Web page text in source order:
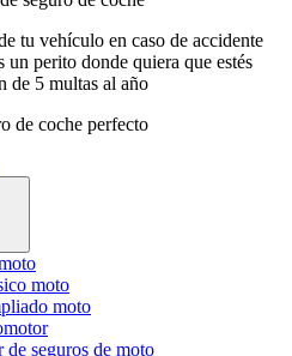
tu vehículo en caso de accidente
un perito donde quiera que estés
de 5 multas al año
de coche perfecto
moto
moto
de seguros de moto